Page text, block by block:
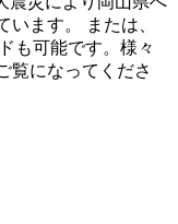
ます。 または、
も可能です。様々
覧になってくださ